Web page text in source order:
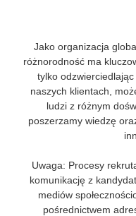
Jako organizacja
różnorodność ma
tylko
naszych klientach,
ludzi z różnym
poszerzamy wiedzę
Uwaga: Procesy
komunikację z
mediów
pośrednictwem